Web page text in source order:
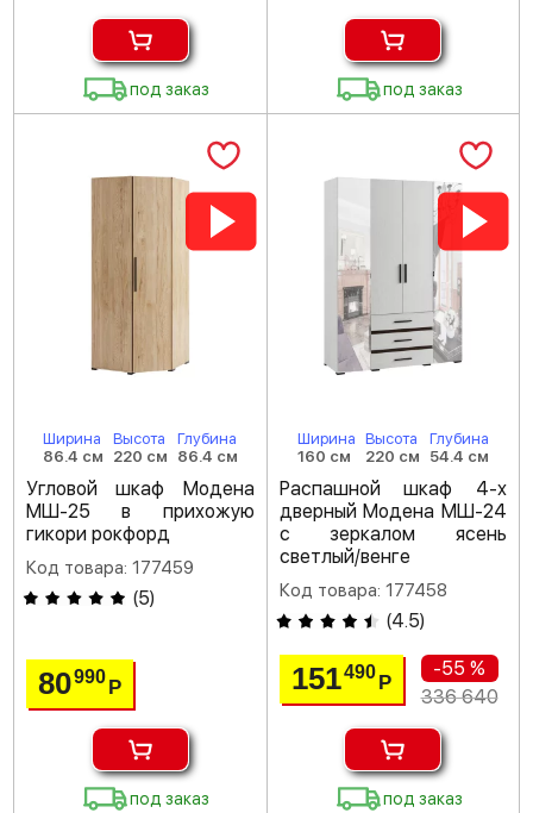
под заказ под заказ
Ширина
86.4 см
Высота
220 см
Глубина
86.4 см
Угловой шкаф Модена
МШ-25 в прихожую
гикори рокфорд
Код товара: 177459
(5)
80990Р
под заказ
Ширина
160 см
Высота
220 см
Глубина
54.4 см
Распашной шкаф 4-х
дверный Модена МШ-24
с зеркалом ясень
светлый/венге
Код товара: 177458
(4.5)
151490 Р
-55 %
336 640
под заказ